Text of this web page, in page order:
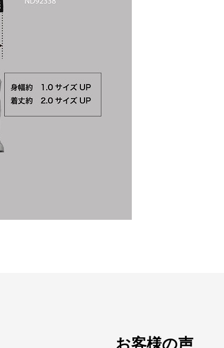
お客様の声